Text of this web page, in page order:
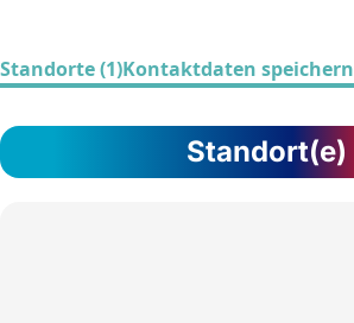
Standorte (1)Kontaktdaten speichern
Standort(e)